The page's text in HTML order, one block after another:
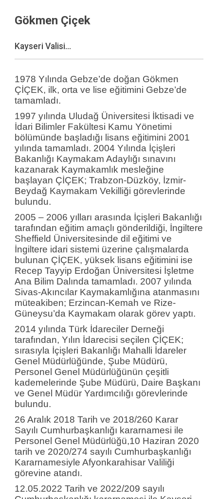
Gökmen Çiçek
Kayseri Valisi...
1978 Yılında Gebze’de doğan Gökmen
ÇİÇEK, ilk, orta ve lise eğitimini Gebze’de
tamamladı.
1997 yılında Uludağ Üniversitesi İktisadi ve
İdari Bilimler Fakültesi Kamu Yönetimi
bölümünde başladığı lisans eğitimini 2001
yılında tamamladı. 2004 Yılında İçişleri
Bakanlığı Kaymakam Adaylığı sınavını
kazanarak Kaymakamlık mesleğine
başlayan ÇİÇEK; Trabzon-Düzköy, İzmir-
Beydağ Kaymakam Vekilliği görevlerinde
bulundu.
2005 – 2006 yılları arasında İçişleri Bakanlığı
tarafından eğitim amaçlı gönderildiği, İngiltere
Sheffield Üniversitesinde dil eğitimi ve
İngiltere idari sistemi üzerine çalışmalarda
bulunan ÇİÇEK, yüksek lisans eğitimini ise
Recep Tayyip Erdoğan Üniversitesi İşletme
Ana Bilim Dalında tamamladı. 2007 yılında
Sivas-Akıncılar Kaymakamlığına atanmasını
müteakiben; Erzincan-Kemah ve Rize-
Güneysu’da Kaymakam olarak görev yaptı.
2014 yılında Türk İdareciler Derneği
tarafından, Yılın İdarecisi seçilen ÇİÇEK;
sırasıyla İçişleri Bakanlığı Mahalli İdareler
Genel Müdürlüğünde, Şube Müdürü,
Personel Genel Müdürlüğünün çeşitli
kademelerinde Şube Müdürü, Daire Başkanı
ve Genel Müdür Yardımcılığı görevlerinde
bulundu.
26 Aralık 2018 Tarih ve 2018/260 Karar
Sayılı Cumhurbaşkanlığı kararnamesi ile
Personel Genel Müdürlüğü,10 Haziran 2020
tarih ve 2020/274 sayılı Cumhurbaşkanlığı
Kararnamesiyle Afyonkarahisar Valiliği
görevine atandı.
12.05.2022 Tarih ve 2022/209 sayılı